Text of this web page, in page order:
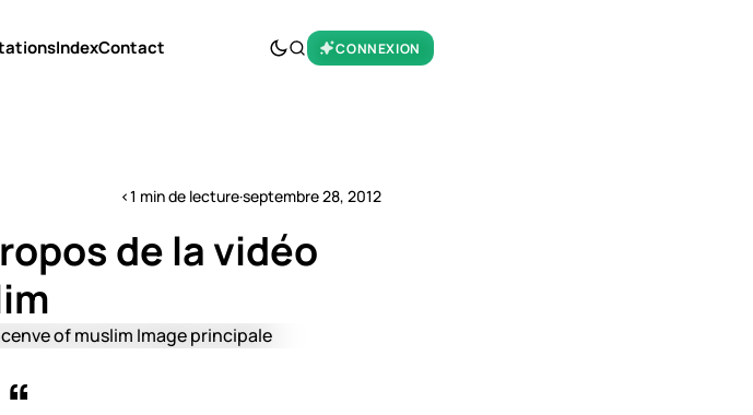
IndexContact CONNEXION
<1 min de lecture·septembre 28, 2012
de la vidéo